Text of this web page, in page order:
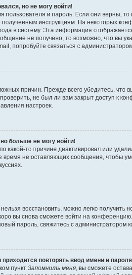
но не могу войти!
пользователя и пароль. Если они верны,
инструкциям. На некоторых
в систему. Эта информация
не получено, то возможно, что вы
попробуйте связаться с
причин. Прежде всего убедитесь,
не был ли вам закрыт доступ к
настроек.
больше не могу войти!
какой-то причине деактивировал или
время не оставляющих сообщения, чтобы
восстановить, можно легко
вы снова сможете войти на конференцию.
пароль, свяжитесь с администратором
повторять ввод имени и
пункт Запомнить меня, вы сможете